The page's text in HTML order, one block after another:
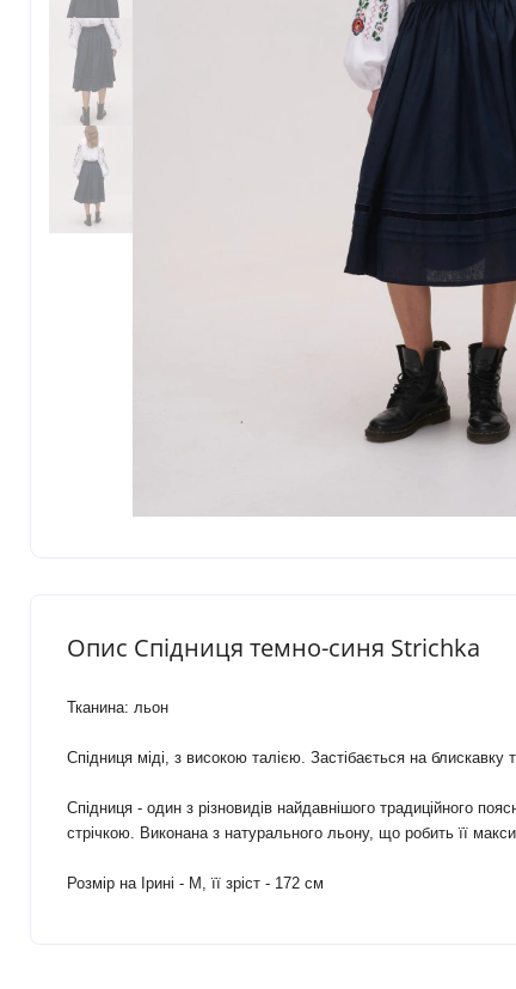
Опис Спідниця темно-синя Strichka
Тканина: льон
Спідниця міді, з високою талією. Застібається на
Спідниця - один з різновидів найдавнішого традиційного
стрічкою. Виконана з натурального льону, що робить її
Розмір на Ірині - М, її зріст - 172 см